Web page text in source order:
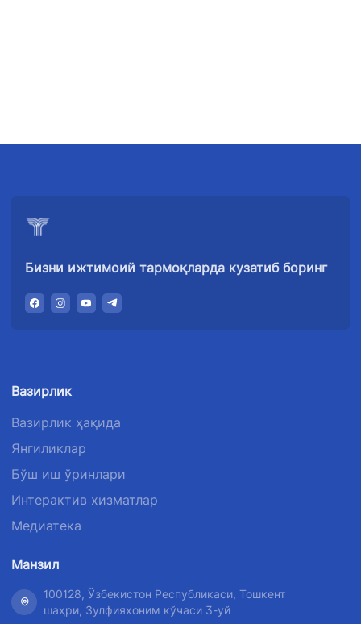
87-02
Бизни ижтимоий тармоқларда кузатиб боринг
Вазирлик
Вазирлик ҳақида
Янгиликлар
Бўш иш ўринлари
Интерактив хизматлар
Медиатека
Манзил
100128, Ўзбекистон Республикаси, Тошкент
шаҳри, Зулфияхоним кўчаси 3-уй